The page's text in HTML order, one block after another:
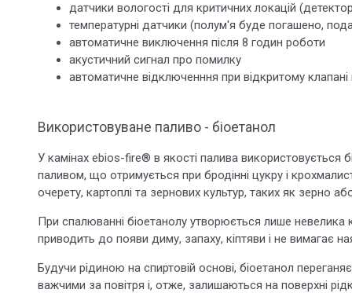
датчики вологості для критичних локацій
температурні датчики (полум'я буде погашено,
автоматичне виключення після 8 годин роботи
акустичний сигнал про помилку
автоматичне відключенння при відкритому клапані
Використовуване паливо - біоетанол
У камінах ebios-fire® в якості палива використовується
паливом, що отримується при бродінні цукру і
очерету, картоплі та зернових культур, таких як зерно
При спалюванні біоетанолу утворюється лише невелика
приводить до появи диму, запаху, кіптяви і не вимагає
Будучи рідиною на спиртовій основі, біоетанол
важчими за повітря і, отже, залишаються на поверхні